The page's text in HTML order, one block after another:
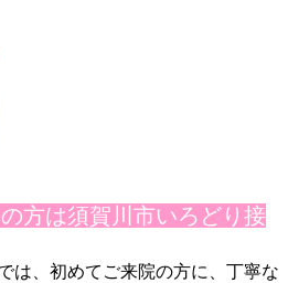
方は須賀川市いろどり接
は、初めてご来院の方に、丁寧な